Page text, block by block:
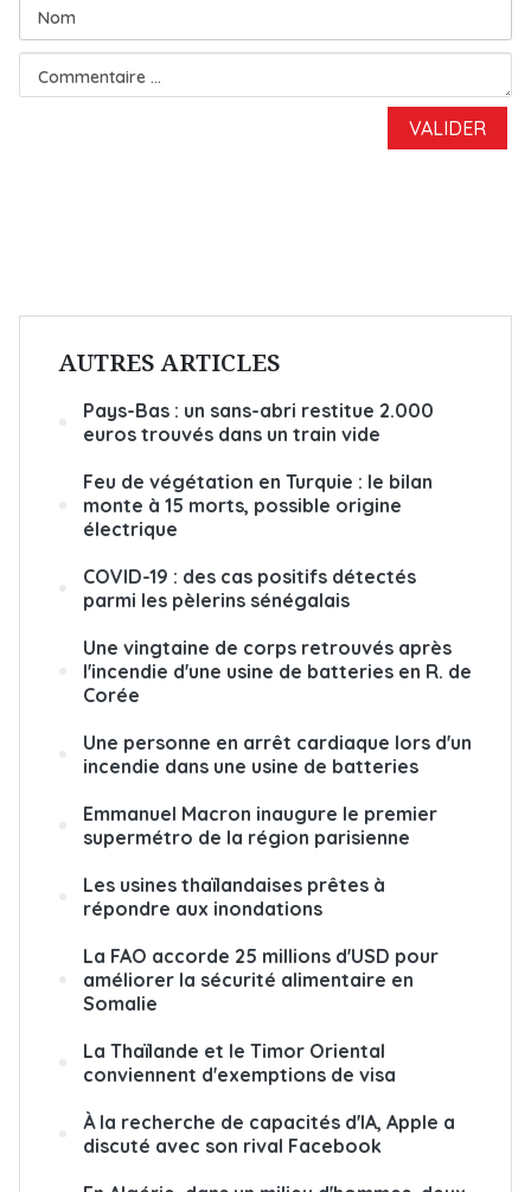
AUTRES ARTICLES
Pays-Bas : un sans-abri restitue 2.000
euros trouvés dans un train vide
Feu de végétation en Turquie : le bilan
monte à 15 morts, possible origine
électrique
COVID-19 : des cas positifs détectés
parmi les pèlerins sénégalais
Une vingtaine de corps retrouvés après
l'incendie d'une usine de batteries en R. de
Corée
Une personne en arrêt cardiaque lors d'un
incendie dans une usine de batteries
Emmanuel Macron inaugure le premier
supermétro de la région parisienne
Les usines thaïlandaises prêtes à
répondre aux inondations
La FAO accorde 25 millions d'USD pour
améliorer la sécurité alimentaire en
Somalie
La Thaïlande et le Timor Oriental
conviennent d'exemptions de visa
À la recherche de capacités d'IA, Apple a
discuté avec son rival Facebook